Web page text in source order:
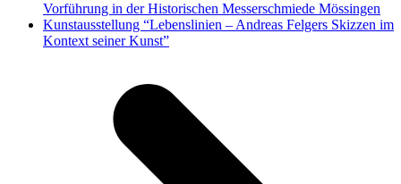
Vorführung in der Historischen Messerschmiede Mössingen
Nächster
Beitrag:
Kunstausstellung “Lebenslinien – Andreas Felgers Skizzen im
Kontext seiner Kunst”